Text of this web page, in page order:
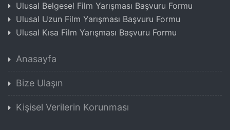
Ulusal Belgesel Film Yarışması Başvuru Formu
Ulusal Uzun Film Yarışması Başvuru Formu
Ulusal Kısa Film Yarışması Başvuru Formu
Anasayfa
Bize Ulaşın
Kişisel Verilerin Korunması